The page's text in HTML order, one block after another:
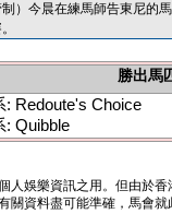
）今晨在練馬師告東尼的
勝出馬
: Redoute's Choice
: Quibble
人娛樂資訊之用。但由於
資料盡可能準確，馬會